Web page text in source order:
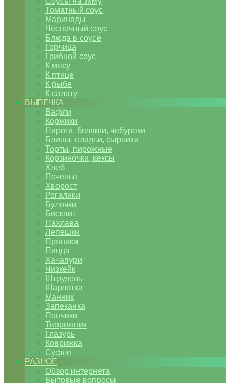
Томатный соус
Маринады
Чесночный соус
Блюда в соусе
Горчица
Грибной соус
К мясу
К птице
К рыбе
К салату
ВЫПЕЧКА
Вафли
Коржики
Пироги, беляши, чебуреки
Блины, оладьи, сырники
Торты, пирожные
Корзиночки, кексы
Хлеб
Печенье
Хворост
Рогалики
Булочки
Бисквит
Пахлава
Лепешки
Пряники
Пицца
Хачапури
Чизкейк
Штрудель
Шарлотка
Манник
Запеканка
Пончики
Творожник
Глазурь
Коврижка
Суфле
РАЗНОЕ
Обзор интернета
Бытовые вопросы